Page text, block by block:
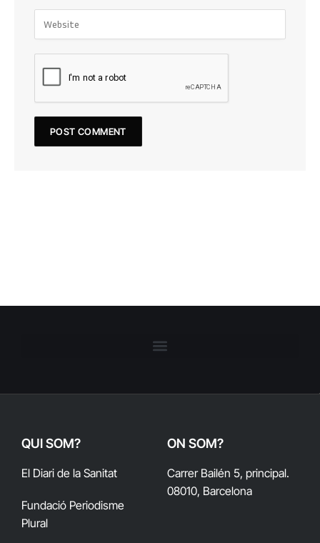
QUI SOM?
El Diari de la Sanitat
Fundació Periodisme
Plural
ON SOM?
Carrer Bailén 5, principal.
08010, Barcelona